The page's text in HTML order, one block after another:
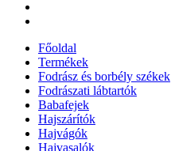
Főoldal
Termékek
Fodrász és borbély székek
Fodrászati lábtartók
Babafejek
Hajszárítók
Hajvágók
Hajvasalók